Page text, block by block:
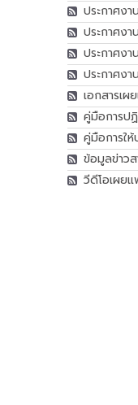
ประกาศงา
ประกาศง
ประกาศง
ประกาศงา
เอกสารเผ
คู่มือการป
คู่มือการให้
ข้อมูลข่าว
วีดีโอเผยแ